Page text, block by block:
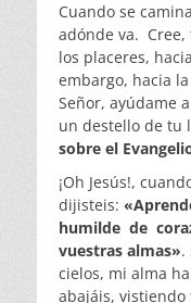
Cuando se
adónde va. Cree,
los placeres,
embargo, hacia
Señor, ayúdame
un destello de tu
sobre el
¡Oh Jesús!,
dijisteis:
humilde de
vuestras almas».
cielos, mi alma
abajáis, vistiendo